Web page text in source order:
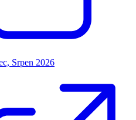
Srpen 2026